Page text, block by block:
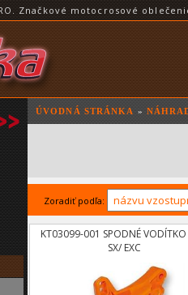
Značkové motocrosové
ÚVODNÁ STRÁNKA »
Zoradiť podľa:
KT03099-001 SPODNÉ VODÍTKO
SX/ EXC